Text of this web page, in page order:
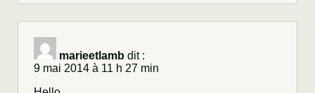
marieetlamb dit :
9 mai 2014 à 11 h 27 min